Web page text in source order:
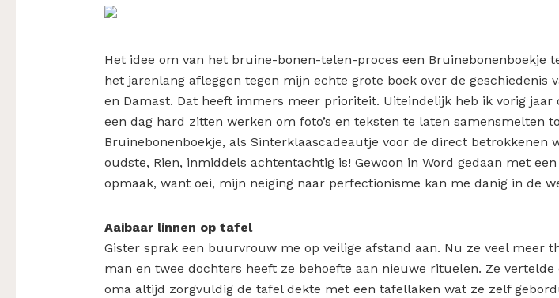
Het idee om van het bruine-bonen-telen-proces een Bruinebonenboekje
het jarenlang afleggen tegen mijn echte grote boek over de geschiedenis
en Damast. Dat heeft immers meer prioriteit. Uiteindelijk heb ik vorig jaar
een dag hard zitten werken om foto’s en teksten te laten samensmelten
Bruinebonenboekje, als Sinterklaascadeautje voor de direct betrokkenen
oudste, Rien, inmiddels achtentachtig is! Gewoon in Word gedaan met
opmaak, want oei, mijn neiging naar perfectionisme kan me danig in de
Aaibaar linnen op tafel
Gister sprak een buurvrouw me op veilige afstand aan. Nu ze veel meer
man en twee dochters heeft ze behoefte aan nieuwe rituelen. Ze vertelde
oma altijd zorgvuldig de tafel dekte met een tafellaken wat ze zelf